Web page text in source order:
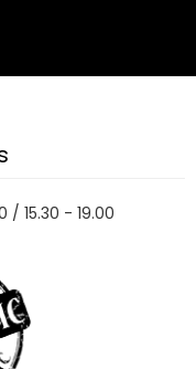
/ 15.30 - 19.00